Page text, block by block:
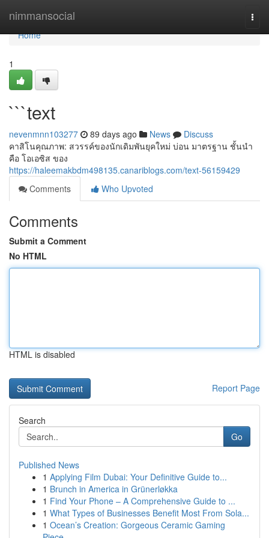
nimmansocial
Home
Home
1
```text
nevenmnn103277 89 days ago News
Discuss
คาสิโนคุณภาพ: สวรรค์ของนักเดิมพันยุคใหม่ บ่อน มาตรฐาน ชั้นนำ
คือ โอเอซิส ของ
https://haleemakbdm498135.canariblogs.com/text-56159429
Comments
Who Upvoted
Comments
Submit a Comment
No HTML
HTML is disabled
Report Page
Search
Go
Published News
1 Applying Film Dubai: Your Definitive Guide to...
1 Brunch in America in Grünerløkka
1 Find Your Phone – A Comprehensive Guide to ...
1 What Types of Businesses Benefit Most From Sola...
1 Ocean’s Creation: Gorgeous Ceramic Gaming